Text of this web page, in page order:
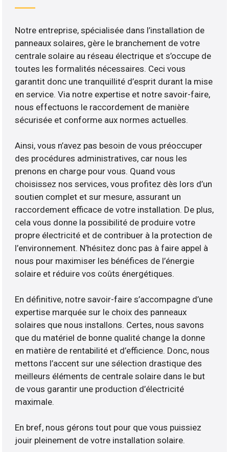
Notre entreprise, spécialisée dans l’installation de
panneaux solaires, gère le branchement de votre
centrale solaire au réseau électrique et s’occupe de
toutes les formalités nécessaires. Ceci vous
garantit donc une tranquillité d’esprit durant la mise
en service. Via notre expertise et notre savoir-faire,
nous effectuons le raccordement de manière
sécurisée et conforme aux normes actuelles.
Ainsi, vous n’avez pas besoin de vous préoccuper
des procédures administratives, car nous les
prenons en charge pour vous. Quand vous
choisissez nos services, vous profitez dès lors d’un
soutien complet et sur mesure, assurant un
raccordement efficace de votre installation. De plus,
cela vous donne la possibilité de produire votre
propre électricité et de contribuer à la protection de
l’environnement. N’hésitez donc pas à faire appel à
nous pour maximiser les bénéfices de l’énergie
solaire et réduire vos coûts énergétiques.
En définitive, notre savoir-faire s’accompagne d’une
expertise marquée sur le choix des panneaux
solaires que nous installons. Certes, nous savons
que du matériel de bonne qualité change la donne
en matière de rentabilité et d’efficience. Donc, nous
mettons l’accent sur une sélection drastique des
meilleurs éléments de centrale solaire dans le but
de vous garantir une production d’électricité
maximale.
En bref, nous gérons tout pour que vous puissiez
jouir pleinement de votre installation solaire.